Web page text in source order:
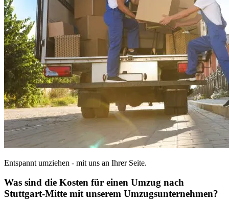
Entspannt umziehen - mit uns an Ihrer Seite.
Was sind die Kosten für einen Umzug nach
Stuttgart-Mitte mit unserem Umzugsunternehmen?